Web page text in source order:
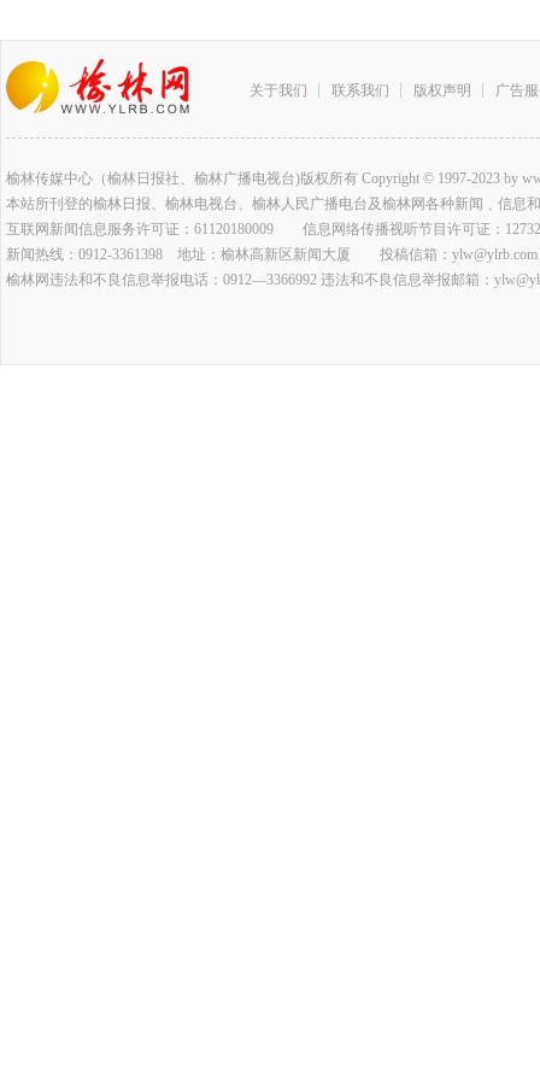
关于我们 联系我们 版权声明 广告
榆林传媒中心（榆林日报社、榆林广播电视台)版权所有 Copyright © 1997-2023 by
本站所刊登的榆林日报、榆林电视台、榆林人民广播电台及榆林网各种新闻﹑信
互联网新闻信息服务许可证：61120180009 信息网络传播视听节目许可证：
新闻热线：0912-3361398 地址：榆林高新区新闻大厦 投稿信箱：ylw@ylrb.com
榆林网违法和不良信息举报电话：0912—3366992 违法和不良信息举报邮箱：